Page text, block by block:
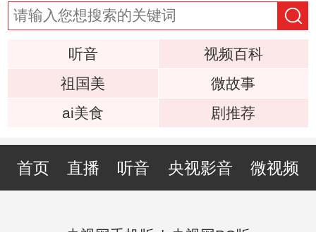
听音
视频百科
祖国美
微故事
ai美食
剧推荐
首页 直播 听音 央视影音 微视频